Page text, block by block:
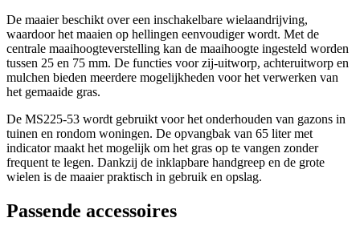
De maaier beschikt over een inschakelbare wielaandrijving,
waardoor het maaien op hellingen eenvoudiger wordt. Met de
centrale maaihoogteverstelling kan de maaihoogte ingesteld worden
tussen 25 en 75 mm. De functies voor zij-uitworp, achteruitworp en
mulchen bieden meerdere mogelijkheden voor het verwerken van
het gemaaide gras.
De MS225-53 wordt gebruikt voor het onderhouden van gazons in
tuinen en rondom woningen. De opvangbak van 65 liter met
indicator maakt het mogelijk om het gras op te vangen zonder
frequent te legen. Dankzij de inklapbare handgreep en de grote
wielen is de maaier praktisch in gebruik en opslag.
Passende accessoires